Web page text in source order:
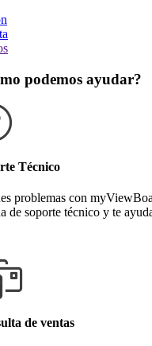
podemos ayudar?
Técnico
problemas con
de soporte técnico y te
de ventas